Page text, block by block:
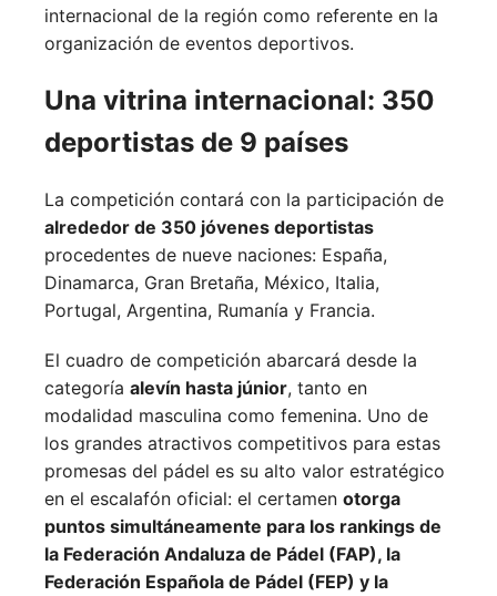
internacional de la región como referente en la
organización de eventos deportivos.
Una vitrina internacional: 350
deportistas de 9 países
La competición contará con la participación de
alrededor de 350 jóvenes deportistas
procedentes de nueve naciones: España,
Dinamarca, Gran Bretaña, México, Italia,
Portugal, Argentina, Rumanía y Francia.
El cuadro de competición abarcará desde la
categoría alevín hasta júnior, tanto en
modalidad masculina como femenina. Uno de
los grandes atractivos competitivos para estas
promesas del pádel es su alto valor estratégico
en el escalafón oficial: el certamen otorga
puntos simultáneamente para los rankings de
la Federación Andaluza de Pádel (FAP), la
Federación Española de Pádel (FEP) y la